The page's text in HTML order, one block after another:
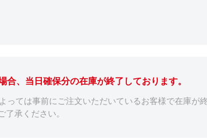
、当日確保分の在庫が終了しております。
っては事前にご注文いただいているお客様で在庫が
承ください。